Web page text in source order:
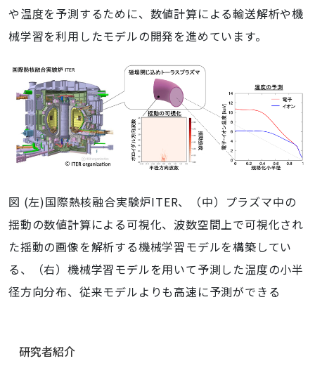
や温度を予測するために、数値計算による輸送解析や機
械学習を利用したモデルの開発を進めています。
図 (左)国際熱核融合実験炉ITER、（中）プラズマ中の
揺動の数値計算による可視化、波数空間上で可視化され
た揺動の画像を解析する機械学習モデルを構築してい
る、（右）機械学習モデルを用いて予測した温度の小半
径方向分布、従来モデルよりも高速に予測ができる
研究者紹介